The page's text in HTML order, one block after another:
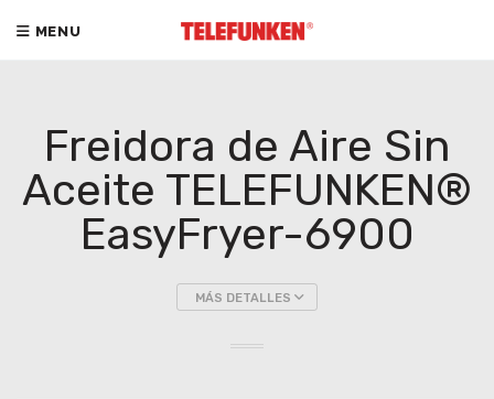
MENU
Freidora de Aire Sin
Aceite TELEFUNKEN®
EasyFryer-6900
MÁS DETALLES